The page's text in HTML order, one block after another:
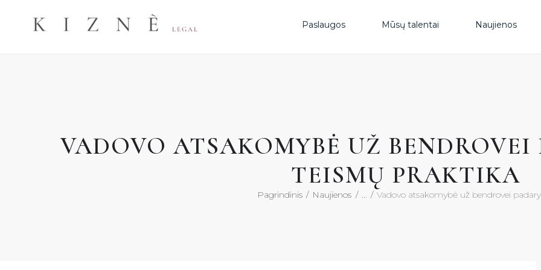
Paslaugos Mūsų talentai Naujienos
VADOVO ATSAKOMYBĖ UŽ
TEISMŲ PRAKTIKA
Pagrindinis Naujienos Vadovo atsakomybė už bendrovei
DUK